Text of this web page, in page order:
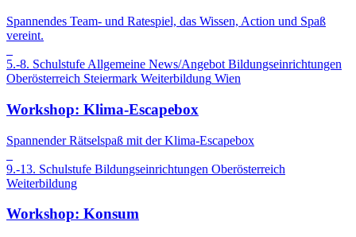
Spannendes Team- und Ratespiel, das Wissen, Action und Spaß
vereint.
5.-8. Schulstufe Allgemeine News/Angebot Bildungseinrichtungen
Oberösterreich Steiermark Weiterbildung Wien
Workshop: Klima-Escapebox
Spannender Rätselspaß mit der Klima-Escapebox
9.-13. Schulstufe Bildungseinrichtungen Oberösterreich
Weiterbildung
Workshop: Konsum